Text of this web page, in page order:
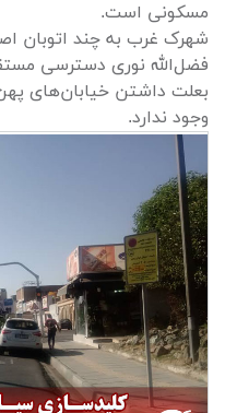
مسکونی است.
شهرک غرب به چند اتوبان
فضل‌الله نوری دسترسی
بعلت داشتن خیابان‌های
وجود ندارد.